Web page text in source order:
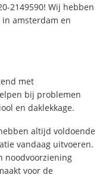
2149590! Wij hebben
amsterdam en
met
bij problemen
en daklekkage.
altijd voldoende
vandaag uitvoeren.
noodvoorziening
voor de